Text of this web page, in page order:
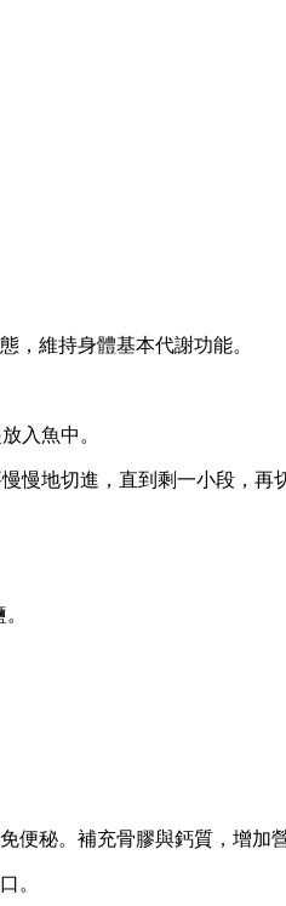
維持身體基本代謝功能。
入魚中。
地切進，直到剩一小段，再
秘。補充骨膠與鈣質，增加
。